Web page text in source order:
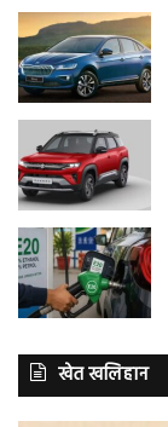
खेत खलिहान